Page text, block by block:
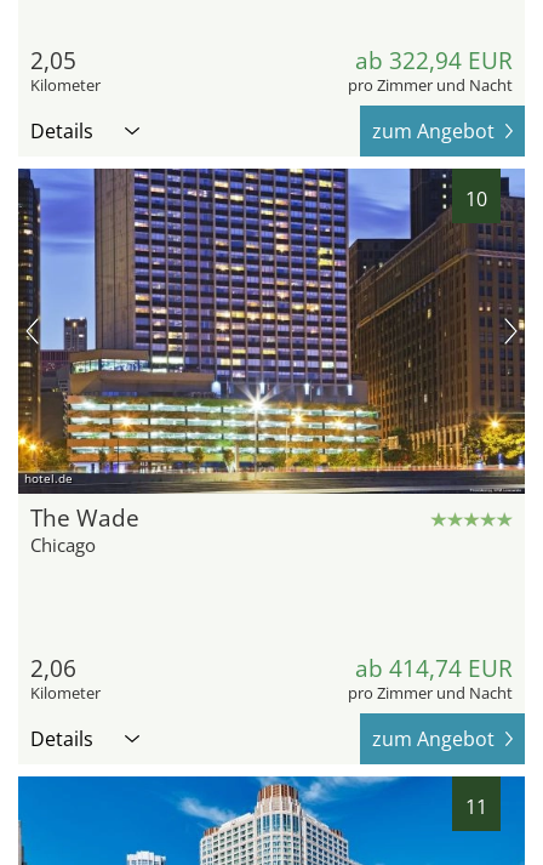
2,05
Kilometer
ab 322,94 EUR
pro Zimmer und Nacht
Details zum Angebot
10
hotel.de
The Wade
Chicago
2,06
Kilometer
ab 414,74 EUR
pro Zimmer und Nacht
Details zum Angebot
11